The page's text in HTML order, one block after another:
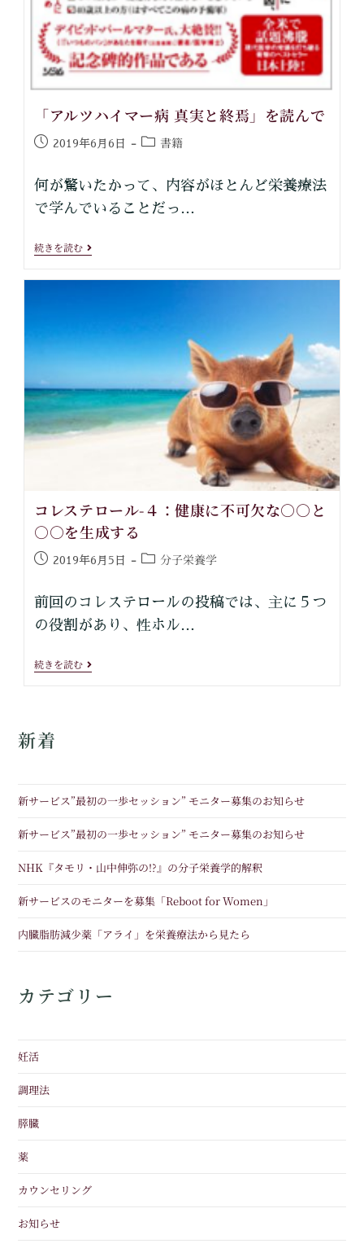
「アルツハイマー病 真実と終焉」を読んで
2019年6月6日 書籍
何が驚いたかって、内容がほとんど栄養療法
で学んでいることだっ…
続きを読む
コレステロール-４：健康に不可欠な○○と
○○を生成する
2019年6月5日 分子栄養学
前回のコレステロールの投稿では、主に５つ
の役割があり、性ホル…
続きを読む
新着
新サービス”最初の一歩セッション” モニター募集のお知らせ
新サービス”最初の一歩セッション” モニター募集のお知らせ
NHK『タモリ・山中伸弥の!?』の分子栄養学的解釈
新サービスのモニターを募集「Reboot for Women」
内臓脂肪減少薬「アライ」を栄養療法から見たら
カテゴリー
妊活
調理法
膵臓
薬
カウンセリング
お知らせ